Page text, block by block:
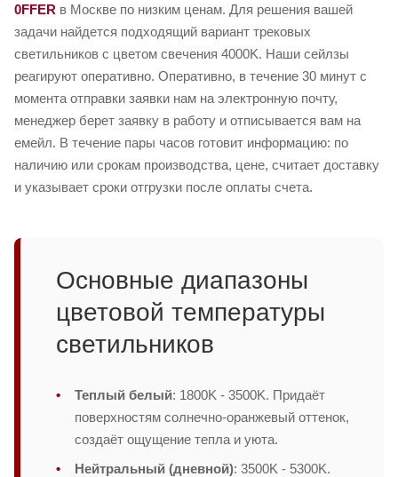
0FFER в Москве по низким ценам. Для решения вашей
задачи найдется подходящий вариант трековых
светильников с цветом свечения 4000K. Наши сейлзы
реагируют оперативно. Оперативно, в течение 30 минут с
момента отправки заявки нам на электронную почту,
менеджер берет заявку в работу и отписывается вам на
емейл. В течение пары часов готовит информацию: по
наличию или срокам производства, цене, считает доставку
и указывает сроки отгрузки после оплаты счета.
Основные диапазоны
цветовой температуры
светильников
Теплый белый: 1800K - 3500K. Придаёт
поверхностям солнечно-оранжевый оттенок,
создаёт ощущение тепла и уюта.
Нейтральный (дневной): 3500K - 5300K.